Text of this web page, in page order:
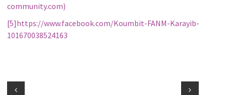
community.com)
[5]https://www.facebook.com/Koumbit-FANM-Karayib-
101670038524163